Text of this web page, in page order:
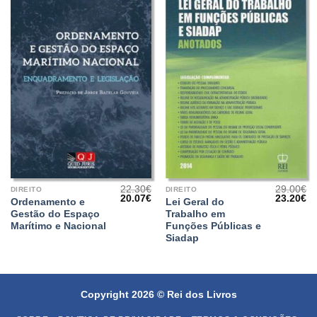
DIREITO
Ordenamento e
Gestão do Espaço
Marítimo e Nacional
22.30€
O
20.07€O
preço
atual
20.07€.
DIREITO
Lei Geral do
Trabalho em
Funções Públicas e
Siadap
29.00€
O
23.20€O
Copyright 2026 © Rei dos Livros